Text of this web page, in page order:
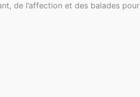
de l’affection et des balades pour